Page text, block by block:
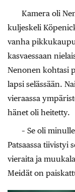
Kamera oli
kuljeskeli
vanha
kasvaessaan
Nenonen kohtasi
lapsi selässään.
vieraassa
hänet oli heitetty.
– Se oli
Patsaassa tiivistyi
vieraita ja
Meidät on